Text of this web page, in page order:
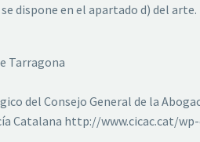
dispone en el apartado d) del
Tarragona
del Consejo General de la
Catalana http://www.cicac.cat/